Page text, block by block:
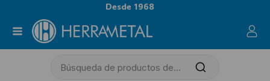
Desde 1968